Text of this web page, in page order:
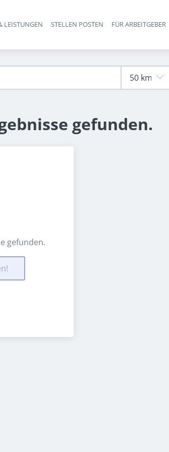
LEISTUNGEN STELLEN POSTEN FÜR ARBEITGEBER
gefunden.
gefunden.